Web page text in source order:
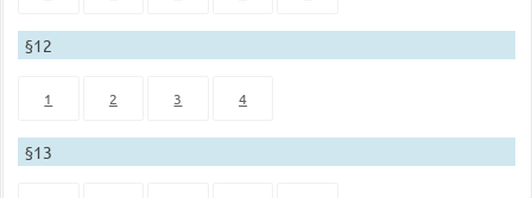
§12
1 2 3 4
§13